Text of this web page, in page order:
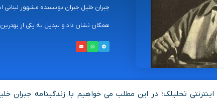
جبران خلیل جبران نویسنده مشهور
همگان نشان داد و تبدیل به یکی از
تحلیلک؛ در این مطلب می خواهیم با زندگینامه جبران